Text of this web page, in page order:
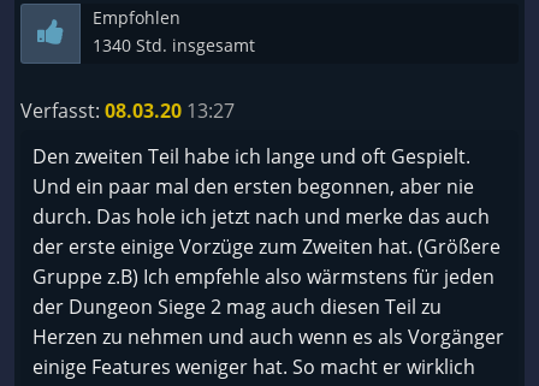
???? Nein
???? Wartet auf einen Sale
---[Zielgruppe]---
[ ] Kinder
[ ] Erwachsene
---[Systemvoraussetzungen]---
[ ] DoS Niveau
[x] Schrottkiste
[ ] Standard
[ ] Leistungsstark
[ ] Extrem Leistungsstark
Empfohlen
1340 Std. insgesamt
Verfasst: 08.03.20 13:27
Den zweiten Teil habe ich lange und oft Gespielt.
Und ein paar mal den ersten begonnen, aber nie
durch. Das hole ich jetzt nach und merke das auch
der erste einige Vorzüge zum Zweiten hat. (Größere
Gruppe z.B) Ich empfehle also wärmstens für jeden
der Dungeon Siege 2 mag auch diesen Teil zu
Herzen zu nehmen und auch wenn es als Vorgänger
einige Features weniger hat. So macht er wirklich